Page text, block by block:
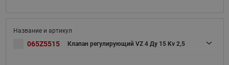
065Z5515 Клапан регулирующий VZ 4 Ду 15 Kv 2,5